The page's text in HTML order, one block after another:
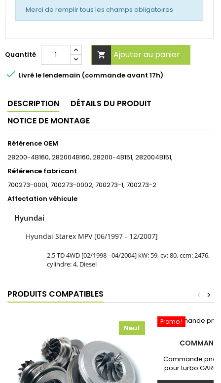
Merci de remplir tous les champs obligatoires
Quantité  Ajouter au panier
 Livré le lendemain (commande avant 17h)
DESCRIPTION
DÉTAILS DU PRODUIT
NOTICE DE MONTAGE
Référence OEM
28200-4B160, 282004B160, 28200-4B151, 282004B151,
Référence fabricant
700273-0001, 700273-0002, 700273-1, 700273-2
Affectation véhicule
Hyundai
Hyundai Starex MPV [06/1997 - 12/2007]
2.5 TD 4WD [02/1998 - 04/2004] kW: 59, cv: 80, ccm: 2476,
cylindre: 4, Diesel
PRODUITS COMPATIBLES >
<
Neuf
Promo !
Commande
pour turbo